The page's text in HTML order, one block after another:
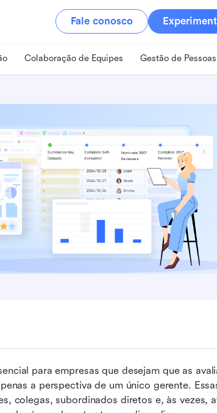
Fale conosco
Colaboração de Equipes Gestão de Pessoas
para empresas que desejam que as
a perspectiva de um único gerente.
colegas, subordinados diretos e, às vezes,